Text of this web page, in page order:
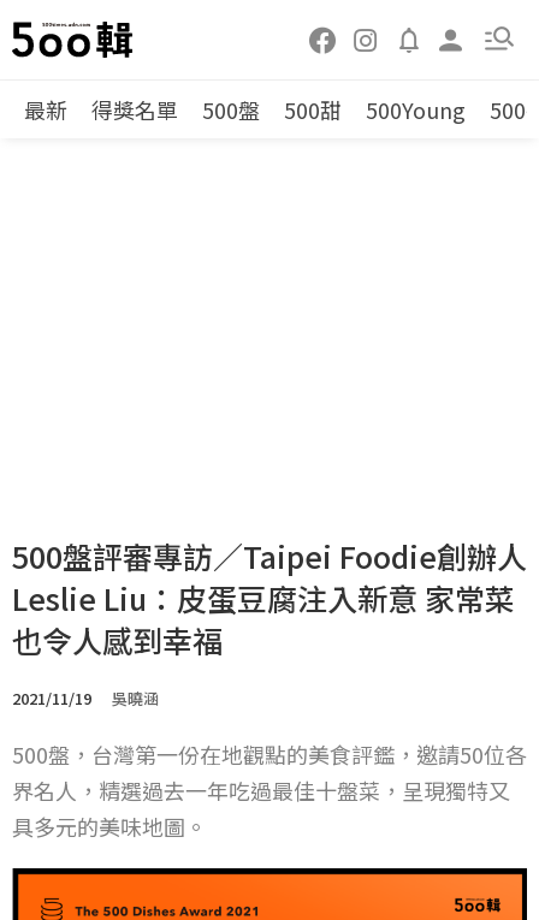
最新 得獎名單 500盤 500甜 500Young 500
500盤評審專訪／Taipei Foodie創辦人
Leslie Liu：皮蛋豆腐注入新意 家常菜
也令人感到幸福
2021/11/19 吳曉涵
500盤，台灣第一份在地觀點的美食評鑑，邀請50位各
界名人，精選過去一年吃過最佳十盤菜，呈現獨特又
具多元的美味地圖。